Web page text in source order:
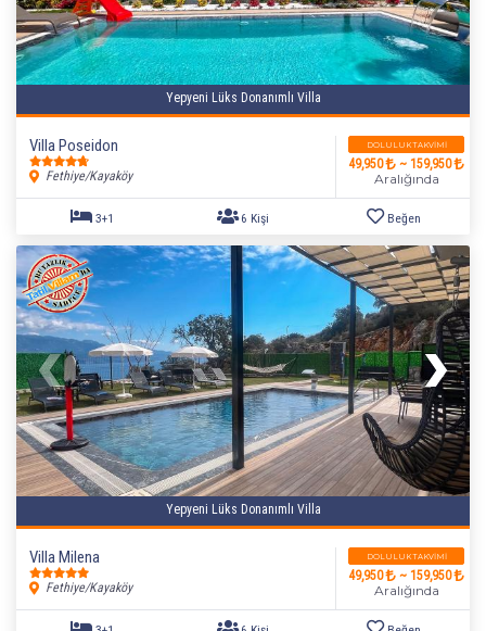
5+1 Beğen
Yepyeni Lüks Donanımlı Villa
Villa Poseidon
Fethiye/Kayaköy
DOLULUK TAKVIMI
49,950 ~ 159,950
Aralığında
Yepyeni Lüks Donanımlı Villa
Villa Milena
Fethiye/Kayaköy
DOLULUK TAKVIMI
49,950 ~ 159,950
Aralığında